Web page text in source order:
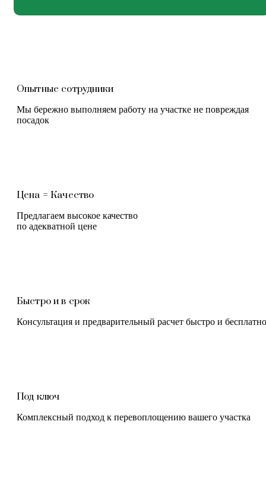
Опытные сотрудники
Мы бережно выполняем работу на участке не повреждая
посадок
Цена = Качество
Предлагаем высокое качество
по адекватной цене
Быстро и в срок
Консультация и предварительный расчет быстро и бесплатно
Под ключ
Комплексный подход к перевоплощению вашего участка